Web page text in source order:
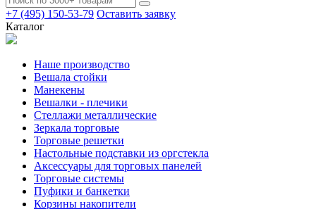
+7 (495) 150-53-79 Оставить заявку
Каталог
Наше производство
Вешала стойки
Манекены
Вешалки - плечики
Стеллажи металлические
Зеркала торговые
Торговые решетки
Настольные подставки из оргстекла
Аксессуары для торговых панелей
Торговые системы
Пуфики и банкетки
Корзины накопители